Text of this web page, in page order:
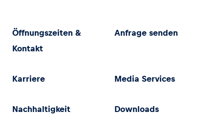
Öffnungszeiten &
Kontakt
Anfrage senden
Karriere Media Services
Nachhaltigkeit Downloads